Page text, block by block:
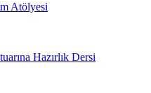
Atölyesi
Hazırlık Dersi